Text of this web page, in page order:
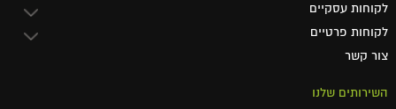
לקוחות עסקיים
לקוחות פרטיים
צור קשר
השירותים שלנו